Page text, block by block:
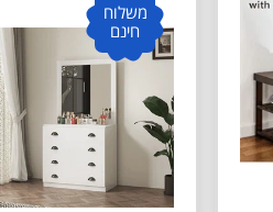
משלוח
חינם